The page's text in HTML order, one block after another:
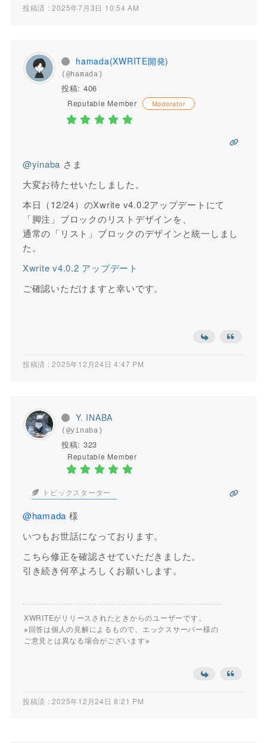
投稿済 : 2025年7月3日 10:54 AM
hamada(XWRITE開発)
(@hamada)
投稿: 406
Reputable Member Moderator
@yinaba さま
大変お待たせいたしました。
本日（12/24）のXwrite v4.0.2アップデートにて
「脚注」ブロックのリストデザインを、
通常の「リスト」ブロックのデザインと統一しまし
た。
Xwrite v4.0.2 アップデート
ご確認いただけますと幸いです。
投稿済 : 2025年12月24日 4:47 PM
Y. INABA
(@yinaba)
投稿: 323
Reputable Member
トピックスターター
@hamada 様
いつもお世話になっております。
こちら修正を確認させていただきました。
引き続き何卒よろしくお願いします。
XWRITEがリリースされたときからのユーザーです。
※回答は個人の見解によるもので、エックスサーバー様の
ご意見とは異なる場合がございます※
投稿済 : 2025年12月24日 8:21 PM